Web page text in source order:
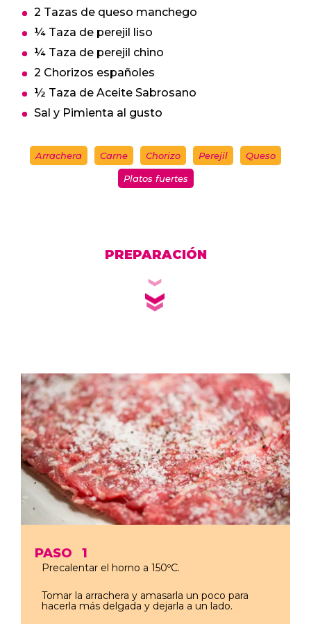
2 Tazas de queso manchego
¼ Taza de perejil liso
¼ Taza de perejil chino
2 Chorizos españoles
½ Taza de Aceite Sabrosano
Sal y Pimienta al gusto
Arrachera Carne Chorizo Perejil Queso
Platos fuertes
PREPARACIÓN
PASO 1
Precalentar el horno a 150ºC.
Tomar la arrachera y amasarla un poco para
hacerla más delgada y dejarla a un lado.